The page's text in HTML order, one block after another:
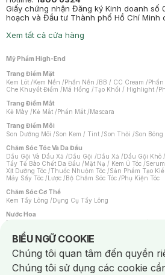
Giấy chứng nhận Đăng ký Kinh doanh số
hoạch và Đầu tư Thành phố Hồ Chí Minh
Xem tất cả cửa hàng
Mỹ Phẩm High-End
Trang Điểm Mặt
Kem Lót /Kem Nền /Phấn Nền /BB / CC Cream /
Che Khuyết Điểm /Má Hồng /Tạo Khối / Highlight /
Trang Điểm Mắt
Kẻ Mày /Kẻ Mắt /Phấn Mắt /Mascara
Trang Điểm Môi
Son Dưỡng Môi /Son Kem / Tint /Son Thỏi /Son Bóng
Chăm Sóc Tóc Và Da Đầu
Dầu Gội Và Dầu Xả /Dầu Gội /Dầu Xả /Dầu Gội Khô /
Tẩy Tế Bào Chết Da Đầu /Mặt Nạ / Kem Ủ Tóc /
Xịt Dưỡng Tóc /Thuốc Nhuộm Tóc /Sản Phẩm Tạo
Máy Sấy Tóc /Lược /Bộ Chăm Sóc Tóc /Phụ Kiện Tóc
Chăm Sóc Cơ Thể
Kem Tẩy Lông /Dụng Cụ Tẩy Lông
Nước Hoa
Nước Hoa Nữ
Chăm Sóc Cá Nhân
Chống Muỗi /Khẩu Trang /Máy Massage/Mặt Nạ
Sản Phẩm Chăm Sóc Khác /Bàn Chải Đánh Răng /
Hỗ Trợ Trắng Răng/Kem Đánh Răng /Máy Tăm Nước
BIỂU NGỮ COOKIE
Notice about cookies usage
Chúng tôi quan tâm đến quyền
Chúng tôi sử dụng các cookie